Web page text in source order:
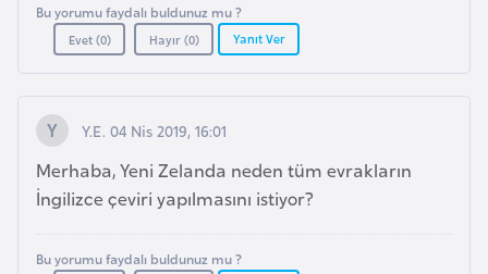
Bu yorumu faydalı buldunuz mu ?
Evet (0) Hayır (0) Yanıt Ver
Y.E. 04 Nis 2019, 16:01
Merhaba, Yeni Zelanda neden tüm evrakların
İngilizce çeviri yapılmasını istiyor?
Bu yorumu faydalı buldunuz mu ?
r
s
B
e
l
i